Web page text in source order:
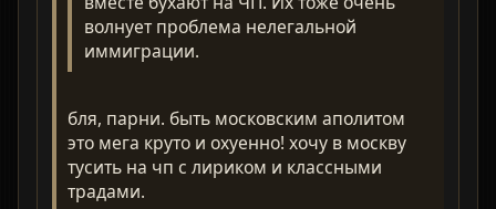
волнует проблема нелегальной
иммиграции.
бля, парни. быть московским аполитом
это мега круто и охуенно! хочу в москву
тусить на чп с лириком и классными
традами.